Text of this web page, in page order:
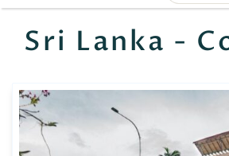
Sri Lanka -